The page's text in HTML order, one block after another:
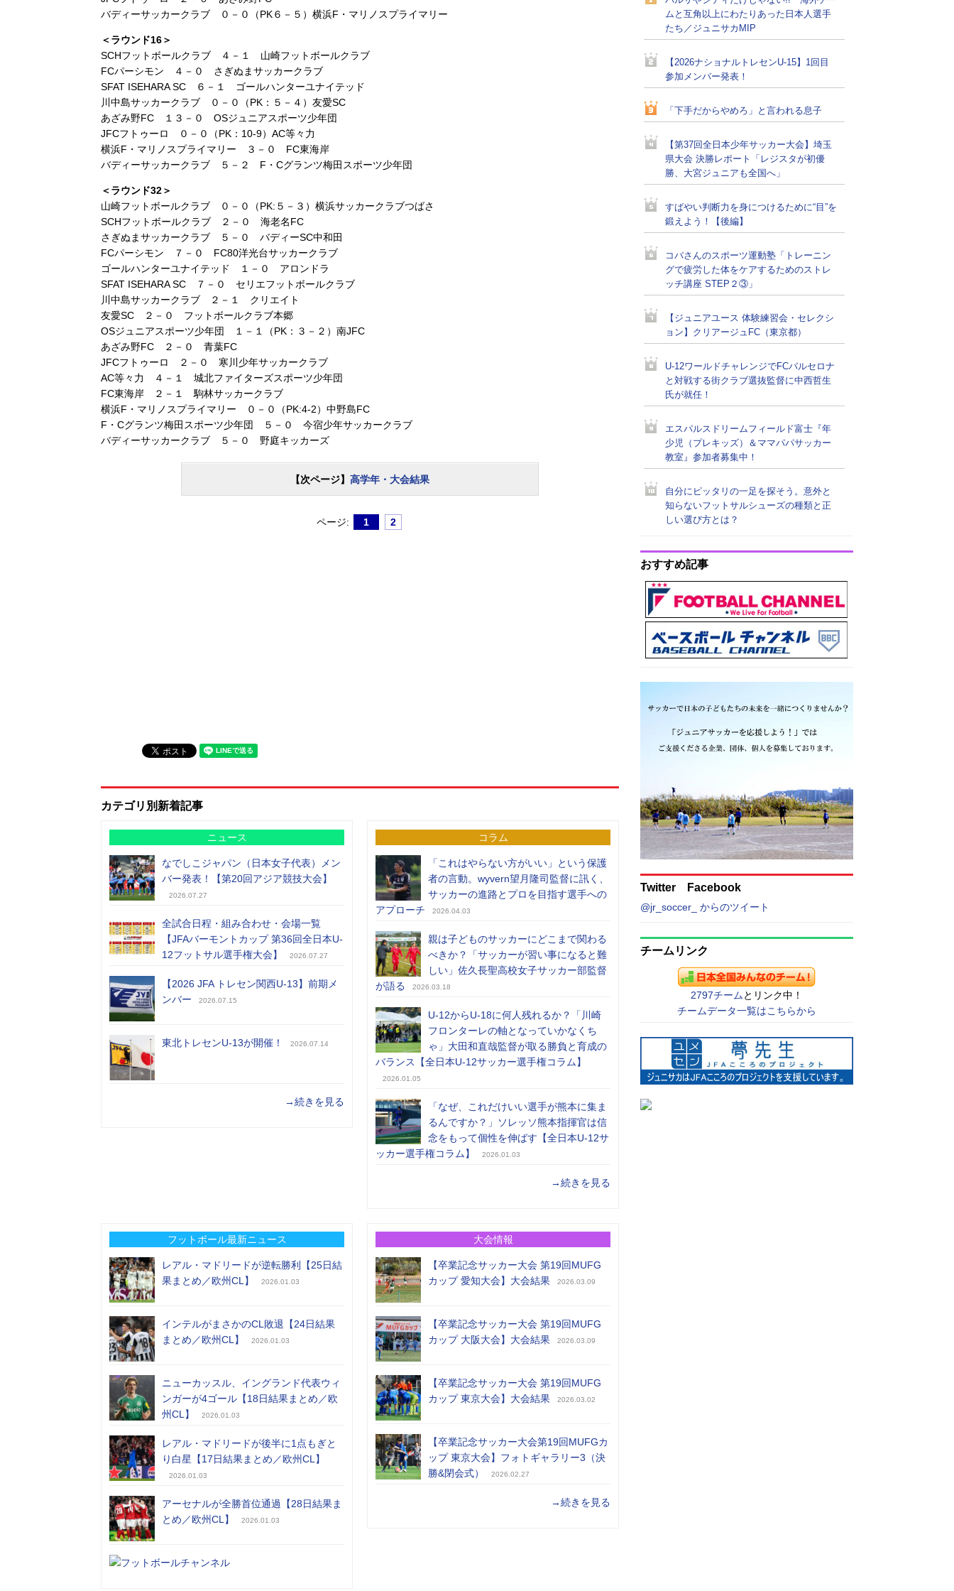
バディーサッカークラブ ０－０（PK６－５）横浜F・マリノスプライマリー
＜ラウンド16＞
SCHフットボールクラブ ４－１ 山崎フットボールクラブ
FCパーシモン ４－０ さぎぬまサッカークラブ
SFAT ISEHARA SC ６－１ ゴールハンターユナイテッド
川中島サッカークラブ ０－０（PK：５－４）友愛SC
あざみ野FC １３－０ OSジュニアスポーツ少年団
JFCフトゥーロ ０－０（PK：10-9）AC等々力
横浜F・マリノスプライマリー ３－０ FC東海岸
バディーサッカークラブ ５－２ F・Cグランツ梅田スポーツ少年団
＜ラウンド32＞
山崎フットボールクラブ ０－０（PK:５－３）横浜サッカークラブつばさ
SCHフットボールクラブ ２－０ 海老名FC
さぎぬまサッカークラブ ５－０ バディーSC中和田
FCパーシモン ７－０ FC80洋光台サッカークラブ
ゴールハンターユナイテッド １－０ アロンドラ
SFAT ISEHARA SC ７－０ セリエフットボールクラブ
川中島サッカークラブ ２－１ クリエイト
友愛SC ２－０ フットボールクラブ本郷
OSジュニアスポーツ少年団 １－１（PK：３－２）南JFC
あざみ野FC ２－０ 青葉FC
JFCフトゥーロ ２－０ 寒川少年サッカークラブ
AC等々力 ４－１ 城北ファイターズスポーツ少年団
FC東海岸 ２－１ 駒林サッカークラブ
横浜F・マリノスプライマリー ０－０（PK:4-2）中野島FC
F・Cグランツ梅田スポーツ少年団 ５－０ 今宿少年サッカークラブ
バディーサッカークラブ ５－０ 野庭キッカーズ
【次ページ】 高学年・大会結果
ページ: 1 2
カテゴリ別新着記事
ニュース
なでしこジャパン（日本女子代表）メン
バー発表！【第20回アジア競技大会】
2026.07.27
全試合日程・組み合わせ・会場一覧
【JFAバーモントカップ 第36回全日本U-
12フットサル選手権大会】
2026.07.27
【2026 JFA トレセン関西U-13】前期メ
ンバー
2026.07.15
東北トレセンU-13が開催！ 2026.07.14
→続きを見る
コラム
「これはやらない方がいい」という保護
者の言動。wyvern望月隆司監督に訊く、
サッカーの進路とプロを目指す選手への
アプローチ
2026.04.03
親は子どものサッカーにどこまで関わる
べきか？「サッカーが習い事になると難
しい」佐久長聖高校女子サッカー部監督
が語る
2026.03.18
U-12からU-18に何人残れるか？「川崎
フロンターレの軸となっていかなくち
ゃ」大田和直哉監督が取る勝負と育成の
バランス【全日本U-12サッカー選手権コラム】
2026.01.05
「なぜ、これだけいい選手が熊本に集ま
るんですか？」ソレッソ熊本指揮官は信
念をもって個性を伸ばす【全日本U-12サ
ッカー選手権コラム】
2026.01.03
→続きを見る
フットボール最新ニュース
レアル・マドリードが逆転勝利【25日結
果まとめ／欧州CL】
2026.01.03
インテルがまさかのCL敗退【24日結果
まとめ／欧州CL】
2026.01.03
ニューカッスル、イングランド代表ウィ
ンガーが4ゴール【18日結果まとめ／欧
州CL】
2026.01.03
レアル・マドリードが後半に1点もぎと
り白星【17日結果まとめ／欧州CL】
2026.01.03
アーセナルが全勝首位通過【28日結果ま
とめ／欧州CL】
2026.01.03
大会情報
【卒業記念サッカー大会 第19回MUFG
カップ 愛知大会】大会結果
2026.03.09
【卒業記念サッカー大会 第19回MUFG
カップ 大阪大会】大会結果
2026.03.09
【卒業記念サッカー大会 第19回MUFG
カップ 東京大会】大会結果
2026.03.02
【卒業記念サッカー大会第19回MUFGカ
ップ 東京大会】フォトギャラリー3（決
勝&閉会式）
2026.02.27
→続きを見る
ムと互角以上にわたりあった日本人選手
たち／ジュニサカMIP
【2026ナショナルトレセンU-15】1回目
参加メンバー発表！
「下手だからやめろ」と言われる息子
【第37回全日本少年サッカー大会】埼玉
県大会 決勝レポート「レジスタが初優
勝、大宮ジュニアも全国へ」
すばやい判断力を身につけるために“目”を
鍛えよう！【後編】
コバさんのスポーツ運動塾「トレーニン
グで疲労した体をケアするためのストレ
ッチ講座 STEP２③」
【ジュニアユース 体験練習会・セレクシ
ョン】クリアージュFC（東京都）
U-12ワールドチャレンジでFCバルセロナ
と対戦する街クラブ選抜監督に中西哲生
氏が就任！
エスパルスドリームフィールド富士『年
少児（プレキッズ）＆ママパパサッカー
教室』参加者募集中！
自分にピッタリの一足を探そう。意外と
知らないフットサルシューズの種類と正
しい選び方とは？
おすすめ記事
Twitter Facebook
@jr_soccer_ からのツイート
チームリンク
2797チーム とリンク中！
チームデータ一覧はこちらから